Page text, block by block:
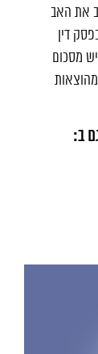
את האב
דין
מסכום
ב: